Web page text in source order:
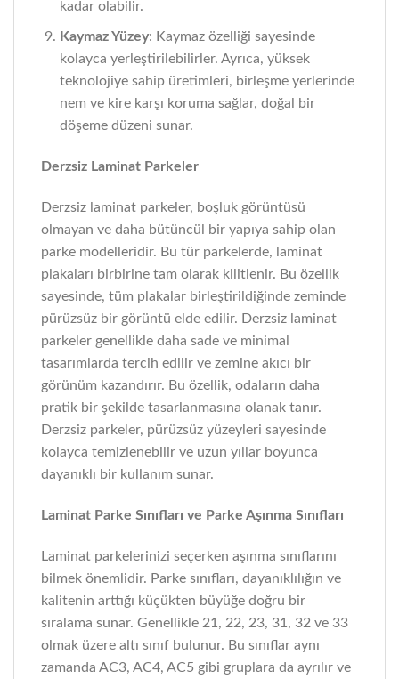
kadar olabilir.
Kaymaz Yüzey: Kaymaz özelliği sayesinde
kolayca yerleştirilebilirler. Ayrıca, yüksek
teknolojiye sahip üretimleri, birleşme yerlerinde
nem ve kire karşı koruma sağlar, doğal bir
döşeme düzeni sunar.
Derzsiz Laminat Parkeler
Derzsiz laminat parkeler, boşluk görüntüsü
olmayan ve daha bütüncül bir yapıya sahip olan
parke modelleridir. Bu tür parkelerde, laminat
plakaları birbirine tam olarak kilitlenir. Bu özellik
sayesinde, tüm plakalar birleştirildiğinde zeminde
pürüzsüz bir görüntü elde edilir. Derzsiz laminat
parkeler genellikle daha sade ve minimal
tasarımlarda tercih edilir ve zemine akıcı bir
görünüm kazandırır. Bu özellik, odaların daha
pratik bir şekilde tasarlanmasına olanak tanır.
Derzsiz parkeler, pürüzsüz yüzeyleri sayesinde
kolayca temizlenebilir ve uzun yıllar boyunca
dayanıklı bir kullanım sunar.
Laminat Parke Sınıfları ve Parke Aşınma Sınıfları
Laminat parkelerinizi seçerken aşınma sınıflarını
bilmek önemlidir. Parke sınıfları, dayanıklılığın ve
kalitenin arttığı küçükten büyüğe doğru bir
sıralama sunar. Genellikle 21, 22, 23, 31, 32 ve 33
olmak üzere altı sınıf bulunur. Bu sınıflar aynı
zamanda AC3, AC4, AC5 gibi gruplara da ayrılır ve